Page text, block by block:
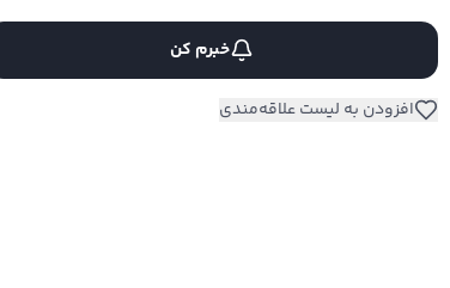
خبرم کن
افزودن به لیست علاقه‌مندی